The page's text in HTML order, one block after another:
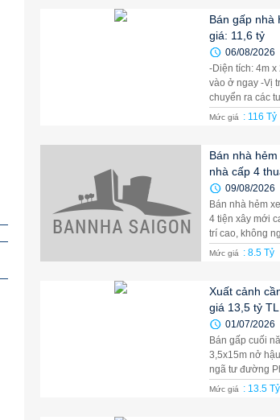
Bán gấp nhà
giá: 11,6 tỷ
06/08/2026
-Diện tích: 4m x
vào ở ngay -Vị
chuyển ra các
Mức giá : 116 Tỷ
Bán nhà
nhà cấp 4
09/08/2026
Bán nhà hẻm
4 tiện xây mới
trí cao, không
Mức giá : 8.5 Tỷ
Xuất cảnh
giá 13,5 tỷ TL
01/07/2026
Bán gấp cuối
3,5x15m nở
ngã tư đường
Mức giá : 13.5 Tỷ